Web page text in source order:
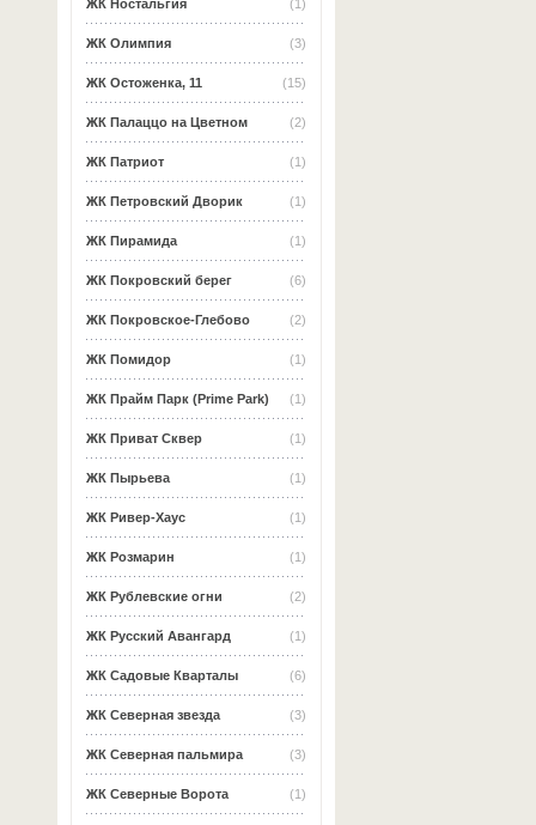
(1)
ЖК Ностальгия
(3)
ЖК Олимпия
(15)
ЖК Остоженка, 11
(2)
ЖК Палаццо на Цветном
(1)
ЖК Патриот
(1)
ЖК Петровский Дворик
(1)
ЖК Пирамида
(6)
ЖК Покровский берег
(2)
ЖК Покровское-Глебово
(1)
ЖК Помидор
(1)
ЖК Прайм Парк (Prime Park)
(1)
ЖК Приват Сквер
(1)
ЖК Пырьева
(1)
ЖК Ривер-Хаус
(1)
ЖК Розмарин
(2)
ЖК Рублевские огни
(1)
ЖК Русский Авангард
(6)
ЖК Садовые Кварталы
(3)
ЖК Северная звезда
(3)
ЖК Северная пальмира
(1)
ЖК Северные Ворота